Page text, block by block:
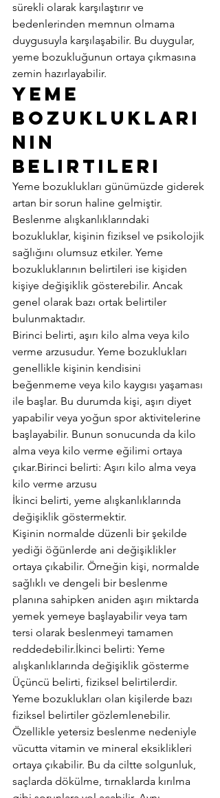
sürekli olarak karşılaştırır ve
bedenlerinden memnun olmama
duygusuyla karşılaşabilir. Bu duygular,
yeme bozukluğunun ortaya çıkmasına
zemin hazırlayabilir.
Yeme
Bozuklukları
nın
Belirtileri
Yeme bozuklukları günümüzde giderek
artan bir sorun haline gelmiştir.
Beslenme alışkanlıklarındaki
bozukluklar, kişinin fiziksel ve psikolojik
sağlığını olumsuz etkiler. Yeme
bozukluklarının belirtileri ise kişiden
kişiye değişiklik gösterebilir. Ancak
genel olarak bazı ortak belirtiler
bulunmaktadır.
Birinci belirti, aşırı kilo alma veya kilo
verme arzusudur. Yeme bozuklukları
genellikle kişinin kendisini
beğenmeme veya kilo kaygısı yaşaması
ile başlar. Bu durumda kişi, aşırı diyet
yapabilir veya yoğun spor aktivitelerine
başlayabilir. Bunun sonucunda da kilo
alma veya kilo verme eğilimi ortaya
çıkar.Birinci belirti: Aşırı kilo alma veya
kilo verme arzusu
İkinci belirti, yeme alışkanlıklarında
değişiklik göstermektir.
Kişinin normalde düzenli bir şekilde
yediği öğünlerde ani değişiklikler
ortaya çıkabilir. Örneğin kişi, normalde
sağlıklı ve dengeli bir beslenme
planına sahipken aniden aşırı miktarda
yemek yemeye başlayabilir veya tam
tersi olarak beslenmeyi tamamen
reddedebilir.İkinci belirti: Yeme
alışkanlıklarında değişiklik gösterme
Üçüncü belirti, fiziksel belirtilerdir.
Yeme bozuklukları olan kişilerde bazı
fiziksel belirtiler gözlemlenebilir.
Özellikle yetersiz beslenme nedeniyle
vücutta vitamin ve mineral eksiklikleri
ortaya çıkabilir. Bu da ciltte solgunluk,
saçlarda dökülme, tırnaklarda kırılma